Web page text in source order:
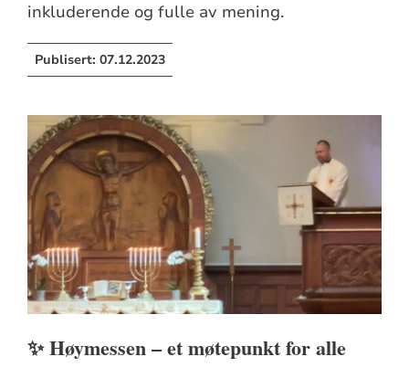
inkluderende og fulle av mening.
Publisert: 07.12.2023
✨ Høymessen – et møtepunkt for alle